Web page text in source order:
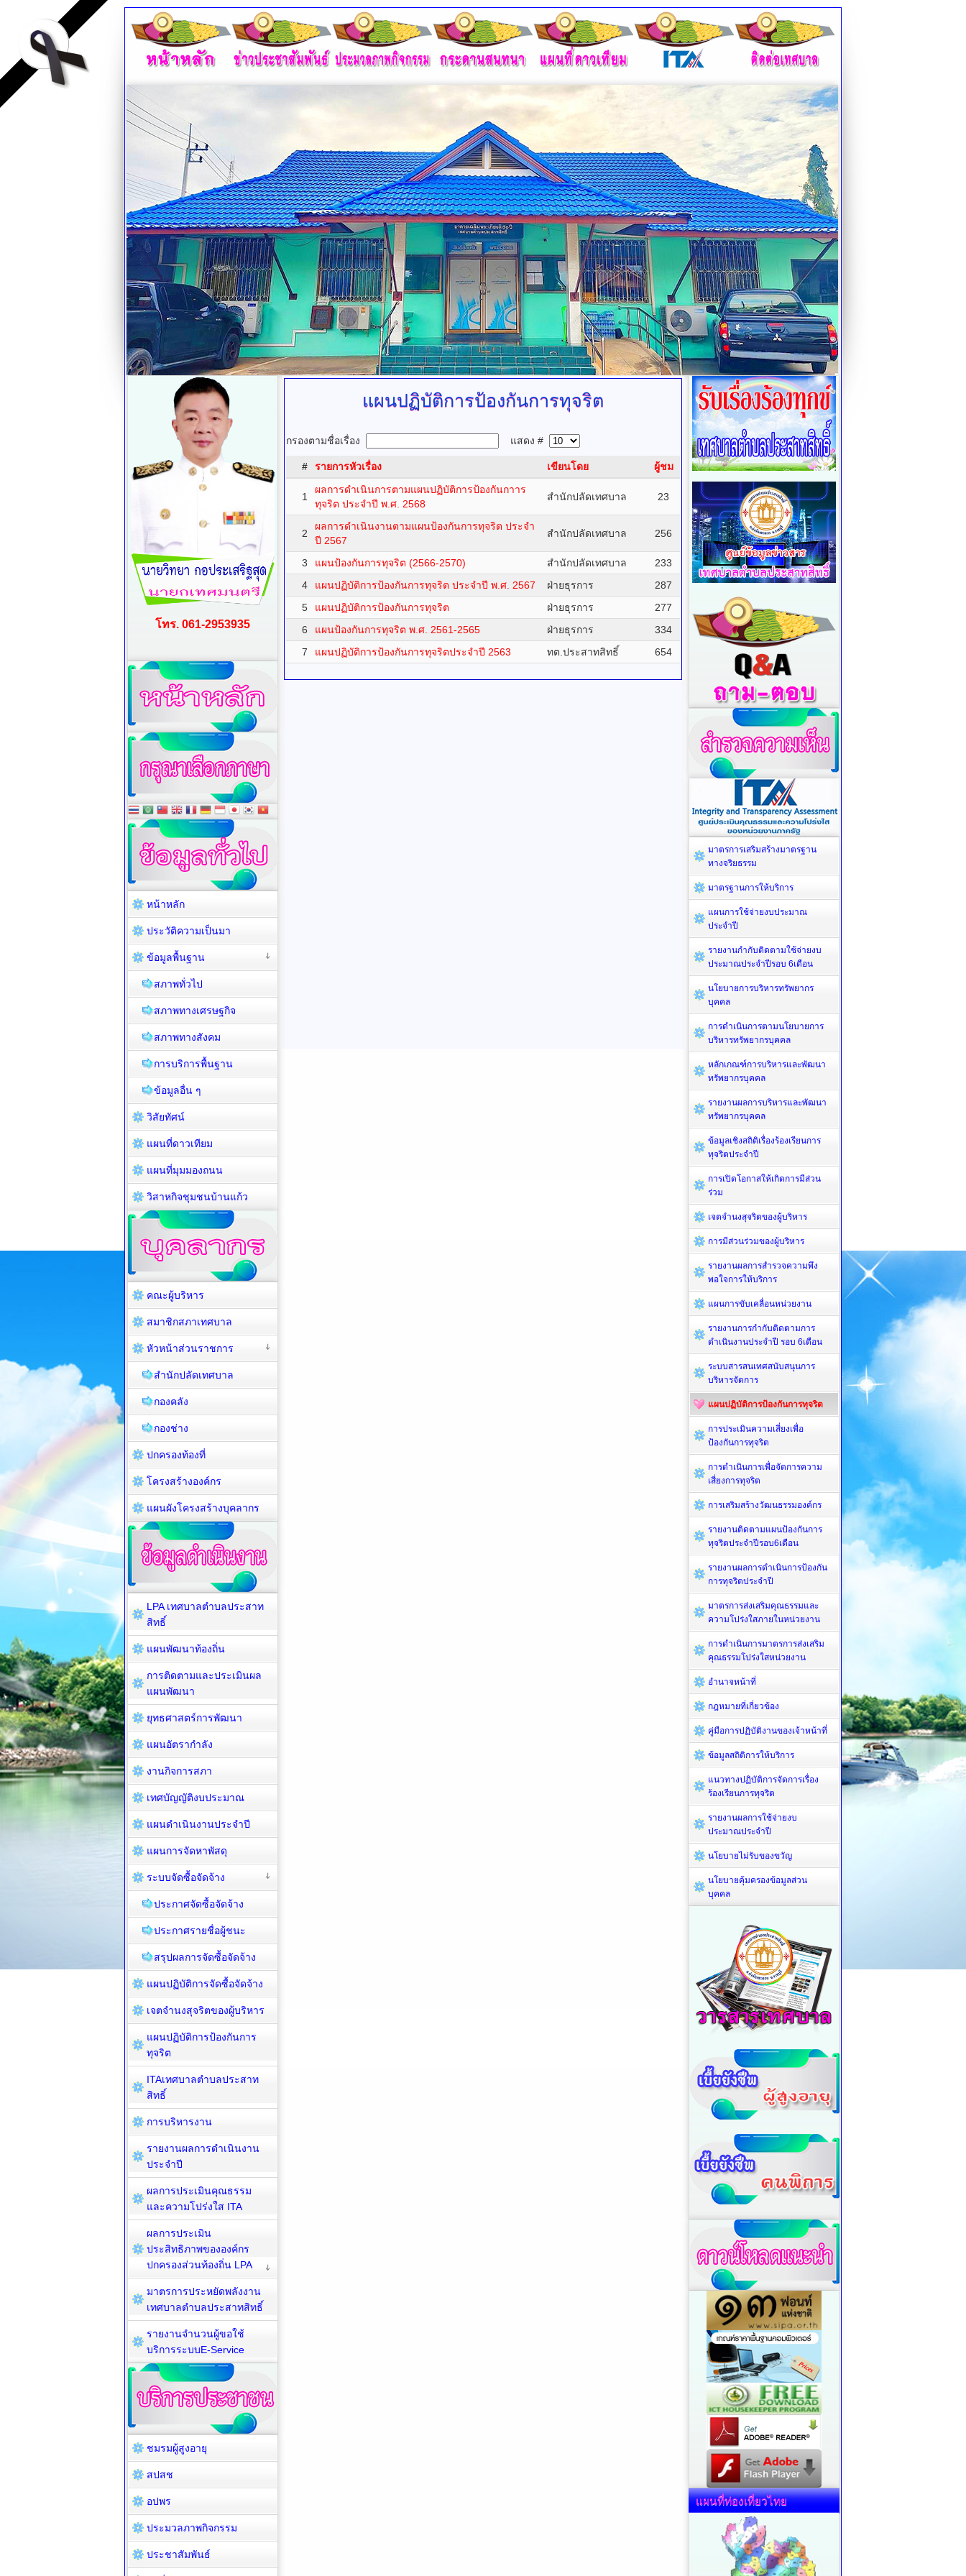
แผนปฏิบัติการป้องกันการทุจริต
กรองตามชื่อเรื่อง แสดง #
# รายการหัวเรื่อง เขียนโดย ผู้ชม
1
ผลการดำเนินการตามแผนปฏิบัติการป้องกันกาาร
ทุจริต ประจำปี พ.ศ. 2568
สำนักปลัดเทศบาล 23
2
ผลการดำเนินงานตามแผนป้องกันการทุจริต ประจำ
ปี 2567
สำนักปลัดเทศบาล 256
3 แผนป้องกันการทุจริต (2566-2570) สำนักปลัดเทศบาล
233
4
แผนปฏิบัติการป้องกันการทุจริต ประจำปี พ.ศ. 2567 ฝ่ายธุรการ
287
5
แผนปฏิบัติการป้องกันการทุจริต ฝ่ายธุรการ
277
6
แผนป้องกันการทุจริต พ.ศ. 2561-2565 ฝ่ายธุรการ
334
7
แผนปฏิบัติการป้องกันการทุจริตประจำปี 2563 ทต.ประสาทสิทธิ์ 654
โทร. 061-2953935
หน้าหลัก
ประวัติความเป็นมา
ข้อมูลพื้นฐาน
สภาพทั่วไป
สภาพทางเศรษฐกิจ
สภาพทางสังคม
การบริการพื้นฐาน
ข้อมูลอื่น ๆ
วิสัยทัศน์
แผนที่ดาวเทียม
แผนที่มุมมองถนน
วิสาหกิจชุมชนบ้านแก้ว
คณะผู้บริหาร
สมาชิกสภาเทศบาล
หัวหน้าส่วนราชการ
สำนักปลัดเทศบาล
กองคลัง
กองช่าง
ปกครองท้องที่
โครงสร้างองค์กร
แผนผังโครงสร้างบุคลากร
LPA เทศบาลตำบลประสาท
สิทธิ์
แผนพัฒนาท้องถิ่น
การติดตามและประเมินผล
แผนพัฒนา
ยุทธศาสตร์การพัฒนา
แผนอัตรากำลัง
งานกิจการสภา
เทศบัญญัติงบประมาณ
แผนดำเนินงานประจำปี
แผนการจัดหาพัสดุ
ระบบจัดซื้อจัดจ้าง
ประกาศจัดซื้อจัดจ้าง
ประกาศรายชื่อผู้ชนะ
สรุปผลการจัดซื้อจัดจ้าง
แผนปฏิบัติการจัดซื้อจัดจ้าง
เจตจำนงสุจริตของผู้บริหาร
แผนปฏิบัติการป้องกันการ
ทุจริต
ITAเทศบาลตำบลประสาท
สิทธิ์
การบริหารงาน
รายงานผลการดำเนินงาน
ประจำปี
ผลการประเมินคุณธรรม
และความโปร่งใส ITA
ผลการประเมิน
ประสิทธิภาพขององค์กร
ปกครองส่วนท้องถิ่น LPA
มาตรการประหยัดพลังงาน
เทศบาลตำบลประสาทสิทธิ์
รายงานจำนวนผู้ขอใช้
บริการระบบE-Service
ชมรมผู้สูงอายุ
สปสช
อปพร
ประมวลภาพกิจกรรม
ประชาสัมพันธ์
มาตรการเสริมสร้างมาตรฐาน
ทางจริยธรรม
มาตรฐานการให้บริการ
แผนการใช้จ่ายงบประมาณ
ประจำปี
รายงานกำกับติดตามใช้จ่ายงบ
ประมาณประจำปีรอบ 6เดือน
นโยบายการบริหารทรัพยากร
บุคคล
การดำเนินการตามนโยบายการ
บริหารทรัพยากรบุคคล
หลักเกณฑ์การบริหารและพัฒนา
ทรัพยากรบุคคล
รายงานผลการบริหารและพัฒนา
ทรัพยากรบุคคล
ข้อมูลเชิงสถิติเรื่องร้องเรียนการ
ทุจริตประจำปี
การเปิดโอกาสให้เกิดการมีส่วน
ร่วม
เจตจำนงสุจริตของผู้บริหาร
การมีส่วนร่วมของผู้บริหาร
รายงานผลการสำรวจความพึง
พอใจการให้บริการ
แผนการขับเคลื่อนหน่วยงาน
รายงานการกำกับติดตามการ
ดำเนินงานประจำปี รอบ 6เดือน
ระบบสารสนเทศสนับสนุนการ
บริหารจัดการ
แผนปฏิบัติการป้องกันการทุจริต
การประเมินความเสี่ยงเพื่อ
ป้องกันการทุจริต
การดำเนินการเพื่อจัดการความ
เสี่ยงการทุจริต
การเสริมสร้างวัฒนธรรมองค์กร
รายงานติดตามแผนป้องกันการ
ทุจริตประจำปีรอบ6เดือน
รายงานผลการดำเนินการป้องกัน
การทุจริตประจำปี
มาตรการส่งเสริมคุณธรรมและ
ความโปร่งใสภายในหน่วยงาน
การดำเนินการมาตรการส่งเสริม
คุณธรรมโปร่งใสหน่วยงาน
อำนาจหน้าที่
กฎหมายที่เกี่ยวข้อง
คู่มือการปฏิบัติงานของเจ้าหน้าที่
ข้อมูลสถิติการให้บริการ
แนวทางปฏิบัติการจัดการเรื่อง
ร้องเรียนการทุจริต
รายงานผลการใช้จ่ายงบ
ประมาณประจำปี
นโยบายไม่รับของขวัญ
นโยบายคุ้มครองข้อมูลส่วน
บุคคล
แผนที่ท่องเที่ยวไทย